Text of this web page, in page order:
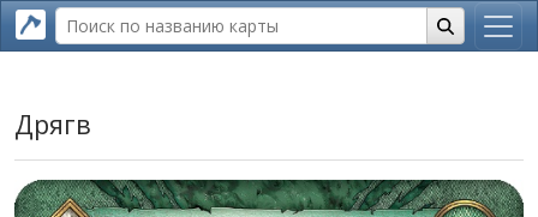
Дрягв